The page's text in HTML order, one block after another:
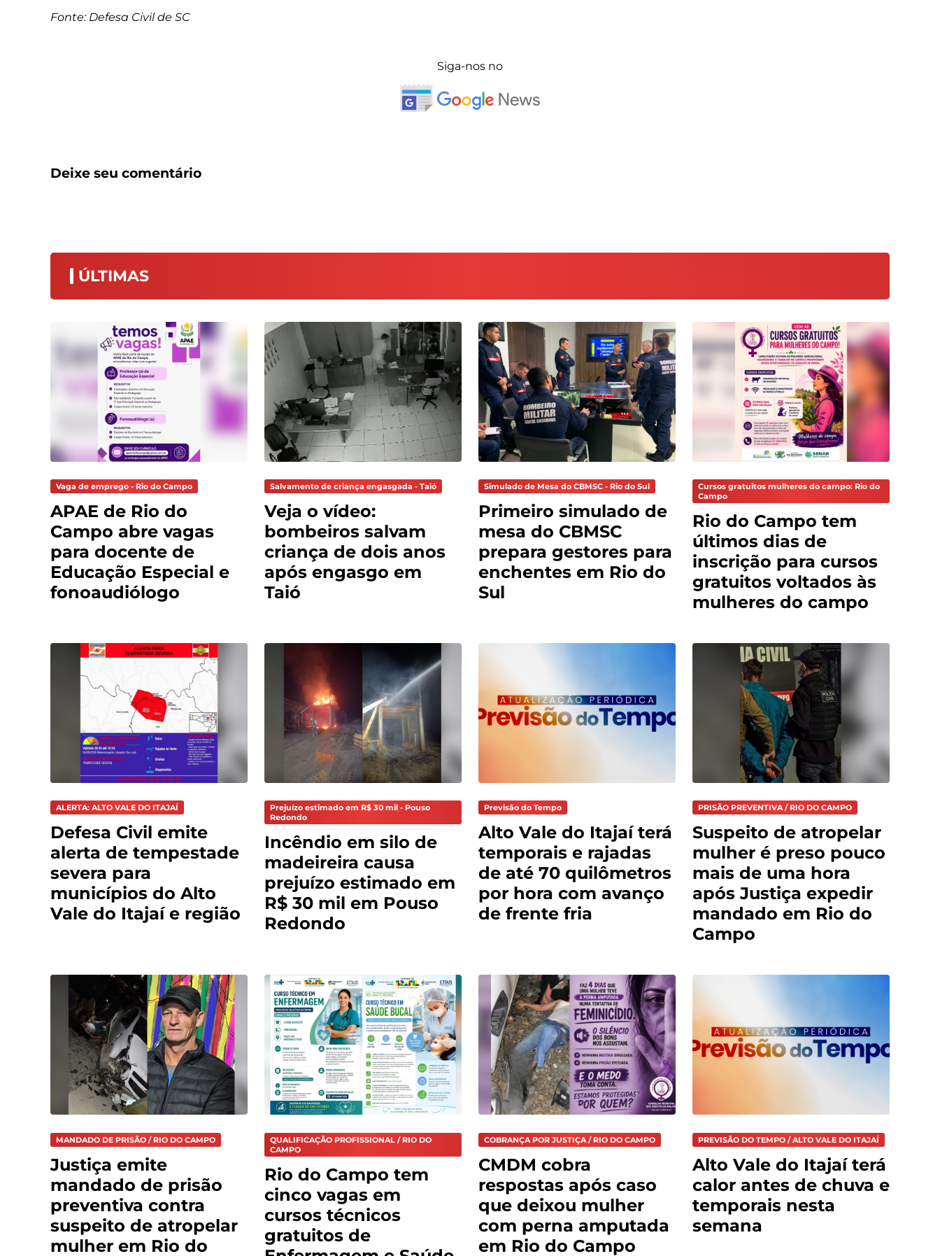
Fonte: Defesa Civil de SC
Siga-nos no
Deixe seu comentário
ÚLTIMAS
Vaga de emprego - Rio do Campo
APAE de Rio do
Campo abre vagas
para docente de
Educação Especial e
fonoaudiólogo
Salvamento de criança engasgada - Taió
Veja o vídeo:
bombeiros salvam
criança de dois anos
após engasgo em
Taió
Simulado de Mesa do CBMSC - Rio do Sul
Primeiro simulado de
mesa do CBMSC
prepara gestores para
enchentes em Rio do
Sul
Cursos gratuitos mulheres do campo: Rio do
Campo
Rio do Campo tem
últimos dias de
inscrição para cursos
gratuitos voltados às
mulheres do campo
ALERTA: ALTO VALE DO ITAJAÍ
Defesa Civil emite
alerta de tempestade
severa para
municípios do Alto
Vale do Itajaí e região
Prejuízo estimado em R$ 30 mil - Pouso
Redondo
Incêndio em silo de
madeireira causa
prejuízo estimado em
R$ 30 mil em Pouso
Redondo
Previsão do Tempo
Alto Vale do Itajaí terá
temporais e rajadas
de até 70 quilômetros
por hora com avanço
de frente fria
PRISÃO PREVENTIVA / RIO DO CAMPO
Suspeito de atropelar
mulher é preso pouco
mais de uma hora
após Justiça expedir
mandado em Rio do
Campo
MANDADO DE PRISÃO / RIO DO CAMPO
Justiça emite
mandado de prisão
preventiva contra
suspeito de atropelar
mulher em Rio do
QUALIFICAÇÃO PROFISSIONAL / RIO DO
CAMPO
Rio do Campo tem
cinco vagas em
cursos técnicos
gratuitos de
COBRANÇA POR JUSTIÇA / RIO DO CAMPO
CMDM cobra
respostas após caso
que deixou mulher
com perna amputada
em Rio do Campo
PREVISÃO DO TEMPO / ALTO VALE DO ITAJAÍ
Alto Vale do Itajaí terá
calor antes de chuva e
temporais nesta
semana